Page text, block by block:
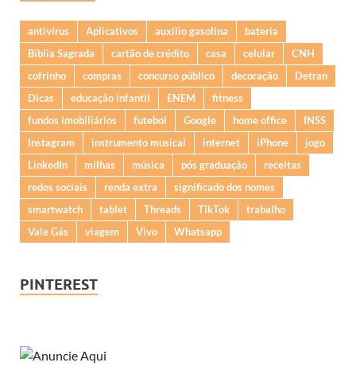
antivírus Aplicativos auxílio gasolina
bateria
Bíblia Sagrada
cartão de crédito casa celular
CNH
cofrinho
compras concurso público decoração
Detran
Dicas
educação infantil ENEM
fitness
fundos imobiliários
futebol Google home office
INSS
Instagram
instrumento musical internet iPhone
jogo
LinkedIn
milhas música pós graduação
receitas
redes sociais
renda extra
significado dos nomes
smartwatch
tablet Threads TikTok
trabalho
Vale Gás
viagem Vivo Whatsapp
PINTEREST